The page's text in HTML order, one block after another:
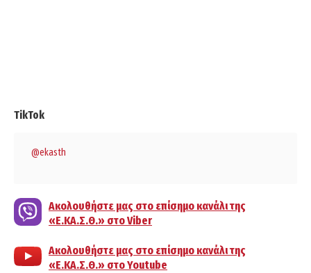
TikTok
@ekasth
Ακολουθήστε μας στο επίσημο κανάλι της
«Ε.ΚΑ.Σ.Θ.» στο Viber
Ακολουθήστε μας στο επίσημο κανάλι της
«Ε.ΚΑ.Σ.Θ.» στο Youtube